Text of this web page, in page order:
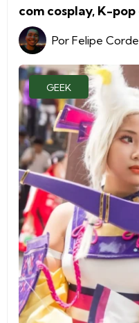
com cosplay, K-
Por Felipe
GEEK